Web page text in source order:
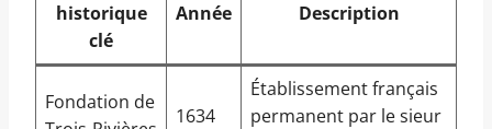
historique
clé
Année Description
Fondation de
1634
Établissement français
permanent par le sieur